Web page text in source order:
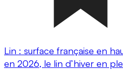
Lin : surface française en
en 2026, le lin d’hiver en